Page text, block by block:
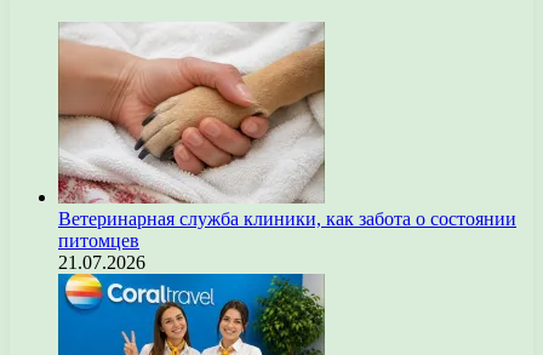
Ветеринарная служба клиники, как забота о состоянии
питомцев
21.07.2026